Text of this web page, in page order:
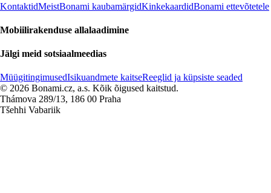
KontaktidMeistBonami kaubamärgidKinkekaardidBonami ettevõtetele
Mobiilirakenduse allalaadimine
Jälgi meid sotsiaalmeedias
MüügitingimusedIsikuandmete kaitseReeglid ja küpsiste seaded
© 2026 Bonami.cz, a.s. Kõik õigused kaitstud.
Thámova 289/13, 186 00 Praha
Tšehhi Vabariik